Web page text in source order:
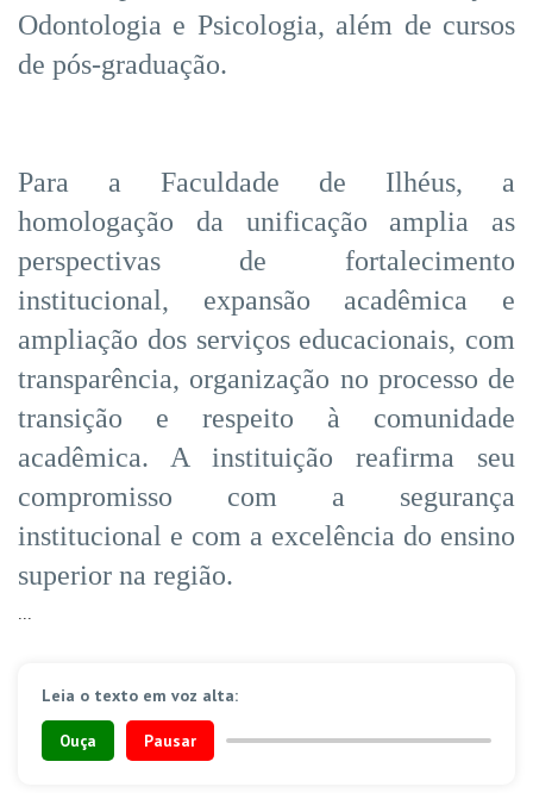
Odontologia e Psicologia, além de cursos
de pós-graduação.
Para a Faculdade de Ilhéus, a
homologação da unificação amplia as
perspectivas de fortalecimento
institucional, expansão acadêmica e
ampliação dos serviços educacionais, com
transparência, organização no processo de
transição e respeito à comunidade
acadêmica. A instituição reafirma seu
compromisso com a segurança
institucional e com a excelência do ensino
superior na região.
...
Leia o texto em voz alta:
Ouça Pausar